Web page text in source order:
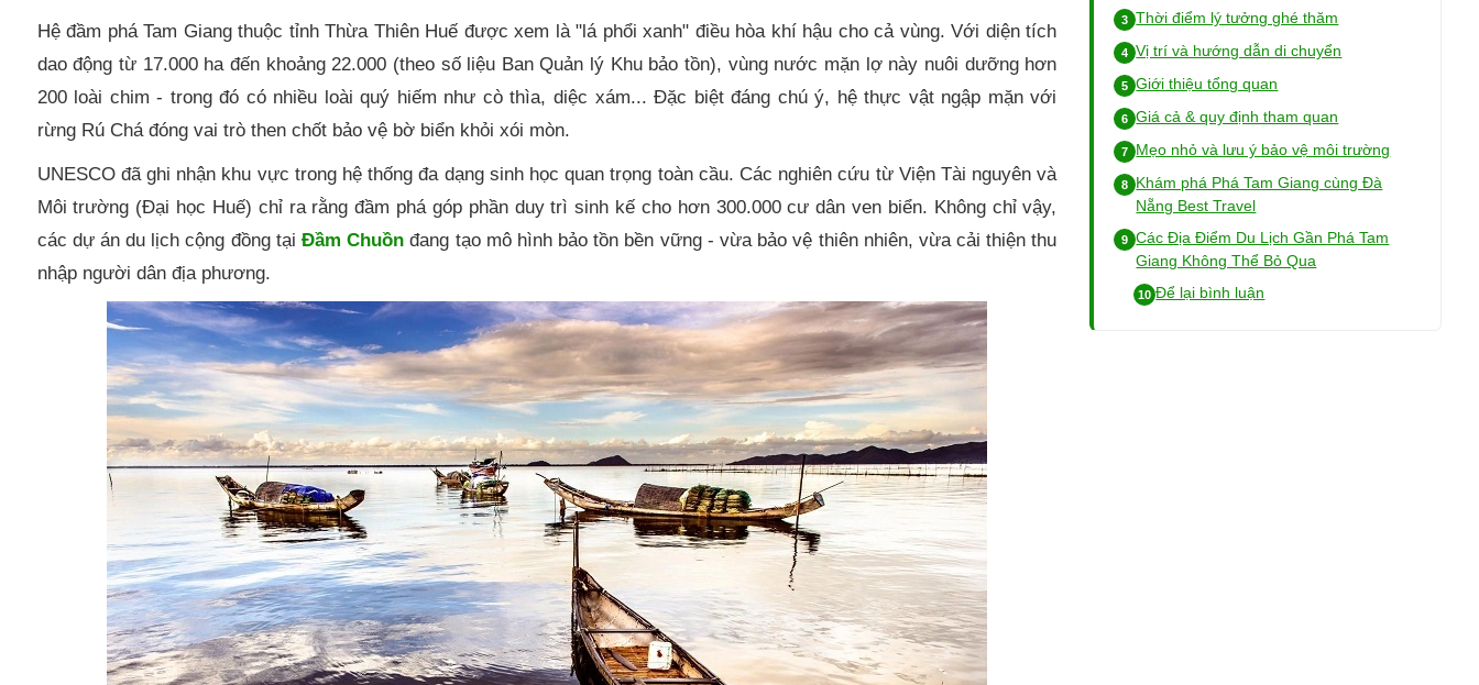
Hệ đầm phá Tam Giang thuộc tỉnh Thừa Thiên Huế được xem là "lá phổi xanh" điều hòa khí hậu cho cả vùng. Với diện tích
dao động từ 17.000 ha đến khoảng 22.000 (theo số liệu Ban Quản lý Khu bảo tồn), vùng nước mặn lợ này nuôi dưỡng hơn
200 loài chim - trong đó có nhiều loài quý hiếm như cò thìa, diệc xám... Đặc biệt đáng chú ý, hệ thực vật ngập mặn với
rừng Rú Chá đóng vai trò then chốt bảo vệ bờ biển khỏi xói mòn.
UNESCO đã ghi nhận khu vực trong hệ thống đa dạng sinh học quan trọng toàn cầu. Các nghiên cứu từ Viện Tài nguyên và
Môi trường (Đại học Huế) chỉ ra rằng đầm phá góp phần duy trì sinh kế cho hơn 300.000 cư dân ven biển. Không chỉ vậy,
các dự án du lịch cộng đồng tạiĐầm Chuồn đang tạo mô hình bảo tồn bền vững - vừa bảo vệ thiên nhiên, vừa cải thiện thu
nhập người dân địa phương.
Thời điểm lý tưởng ghé thăm
Vị trí và hướng dẫn di chuyển
Giới thiệu tổng quan
Giá cả & quy định tham quan
Mẹo nhỏ và lưu ý bảo vệ môi trường
Khám phá Phá Tam Giang cùng Đà
Nẵng Best Travel
Các Địa Điểm Du Lịch Gần Phá Tam
Giang Không Thể Bỏ Qua
Để lại bình luận